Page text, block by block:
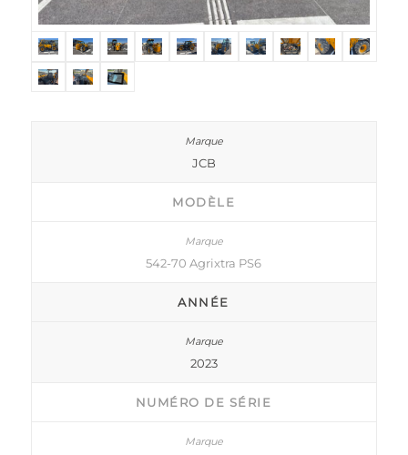
JCB
MODÈLE
542-70 Agrixtra PS6
ANNÉE
2023
NUMÉRO DE SÉRIE